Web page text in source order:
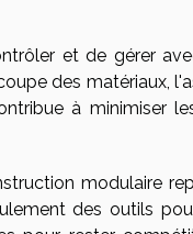
et de gérer
des matériaux,
à minimiser
modulaire
des outils